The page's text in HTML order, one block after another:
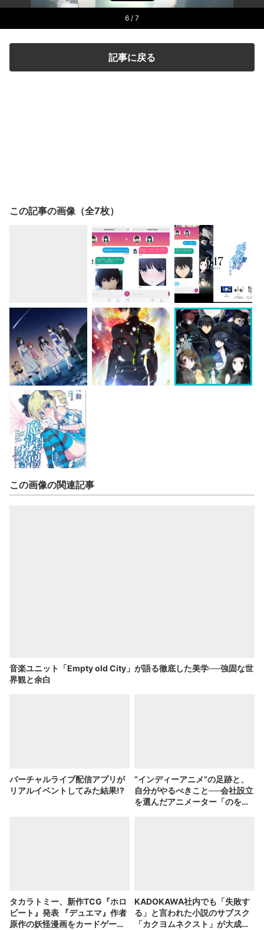
6 / 7
記事に戻る
この記事の画像（全7枚）
この画像の関連記事
音楽ユニット「Empty old City」が語る徹底した美学──強固な世
界観と余白
バーチャルライブ配信アプリが
リアルイベントしてみた結果!?
“インディーアニメ“の足跡と、
自分がやるべきこと──会社設立
を選んだアニメーター「のを
タカラトミー、新作TCG『ホロ
ビート』発表 『デュエマ』作者
原作の妖怪漫画をカードゲーム
KADOKAWA社内でも「失敗す
る」と言われた小説のサブスク
「カクヨムネクスト」が大成功